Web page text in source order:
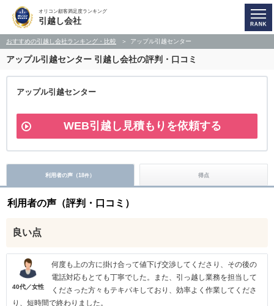
オリコン顧客満足度ランキング
引越し会社
おすすめの引越し会社ランキング・比較 アップル引越センター
アップル引越センター 引越し会社の評判・口コミ
アップル引越センター
WEB引越し見積もりを依頼する
利用者の声（18件） 得点
利用者の声（評判・口コミ）
良い点
40代／女性
何度も上の方に掛け合って値下げ交渉してくださり、その後の
電話対応もとても丁寧でした。また、引っ越し業務を担当して
くださった方々もテキパキしており、効率よく作業してくださ
り、短時間で終わりました。